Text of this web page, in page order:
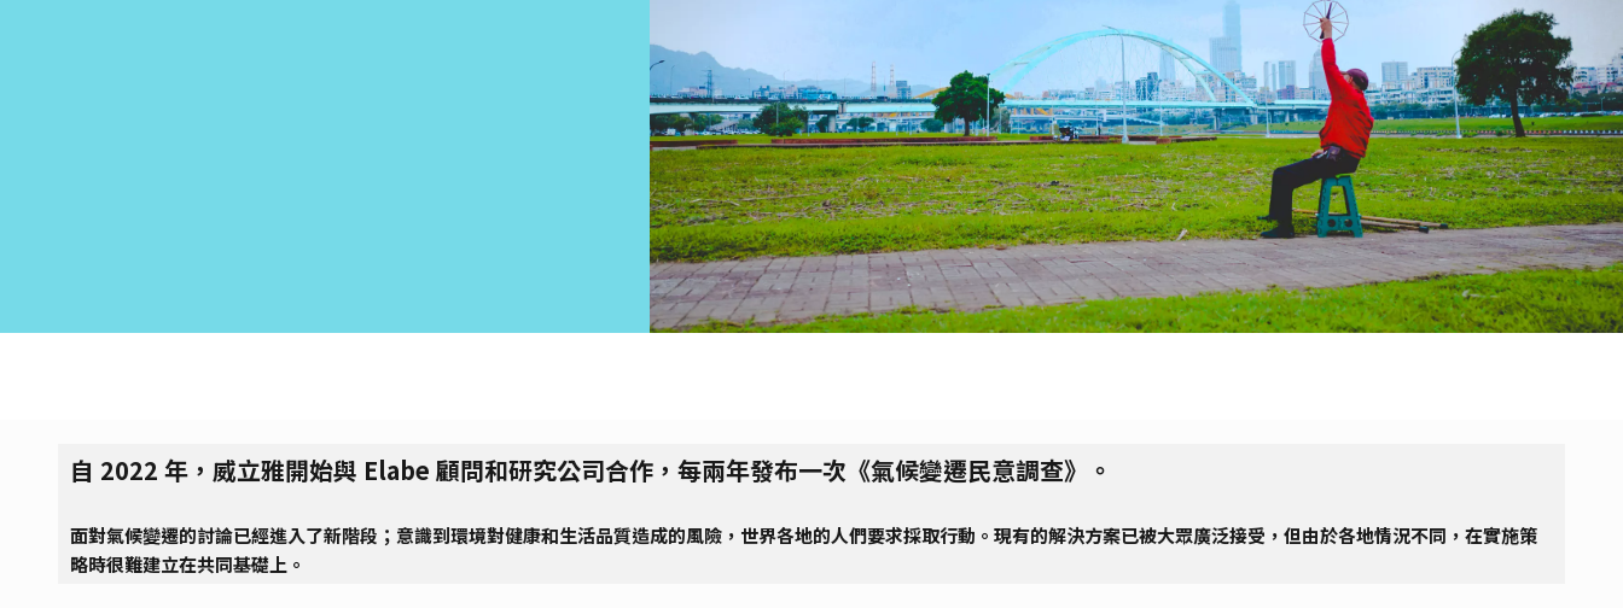
自 2022 年，威立雅開始與 Elabe 顧問和研究公司合作，每兩年發布一次《氣候變遷民意調查》。
面對氣候變遷的討論已經進入了新階段；意識到環境對健康和生活品質造成的風險，世界各地的人們要求採取行動。現有的解決方案已被大眾廣泛接受，但由於各地情況不同，在實施策
略時很難建立在共同基礎上。